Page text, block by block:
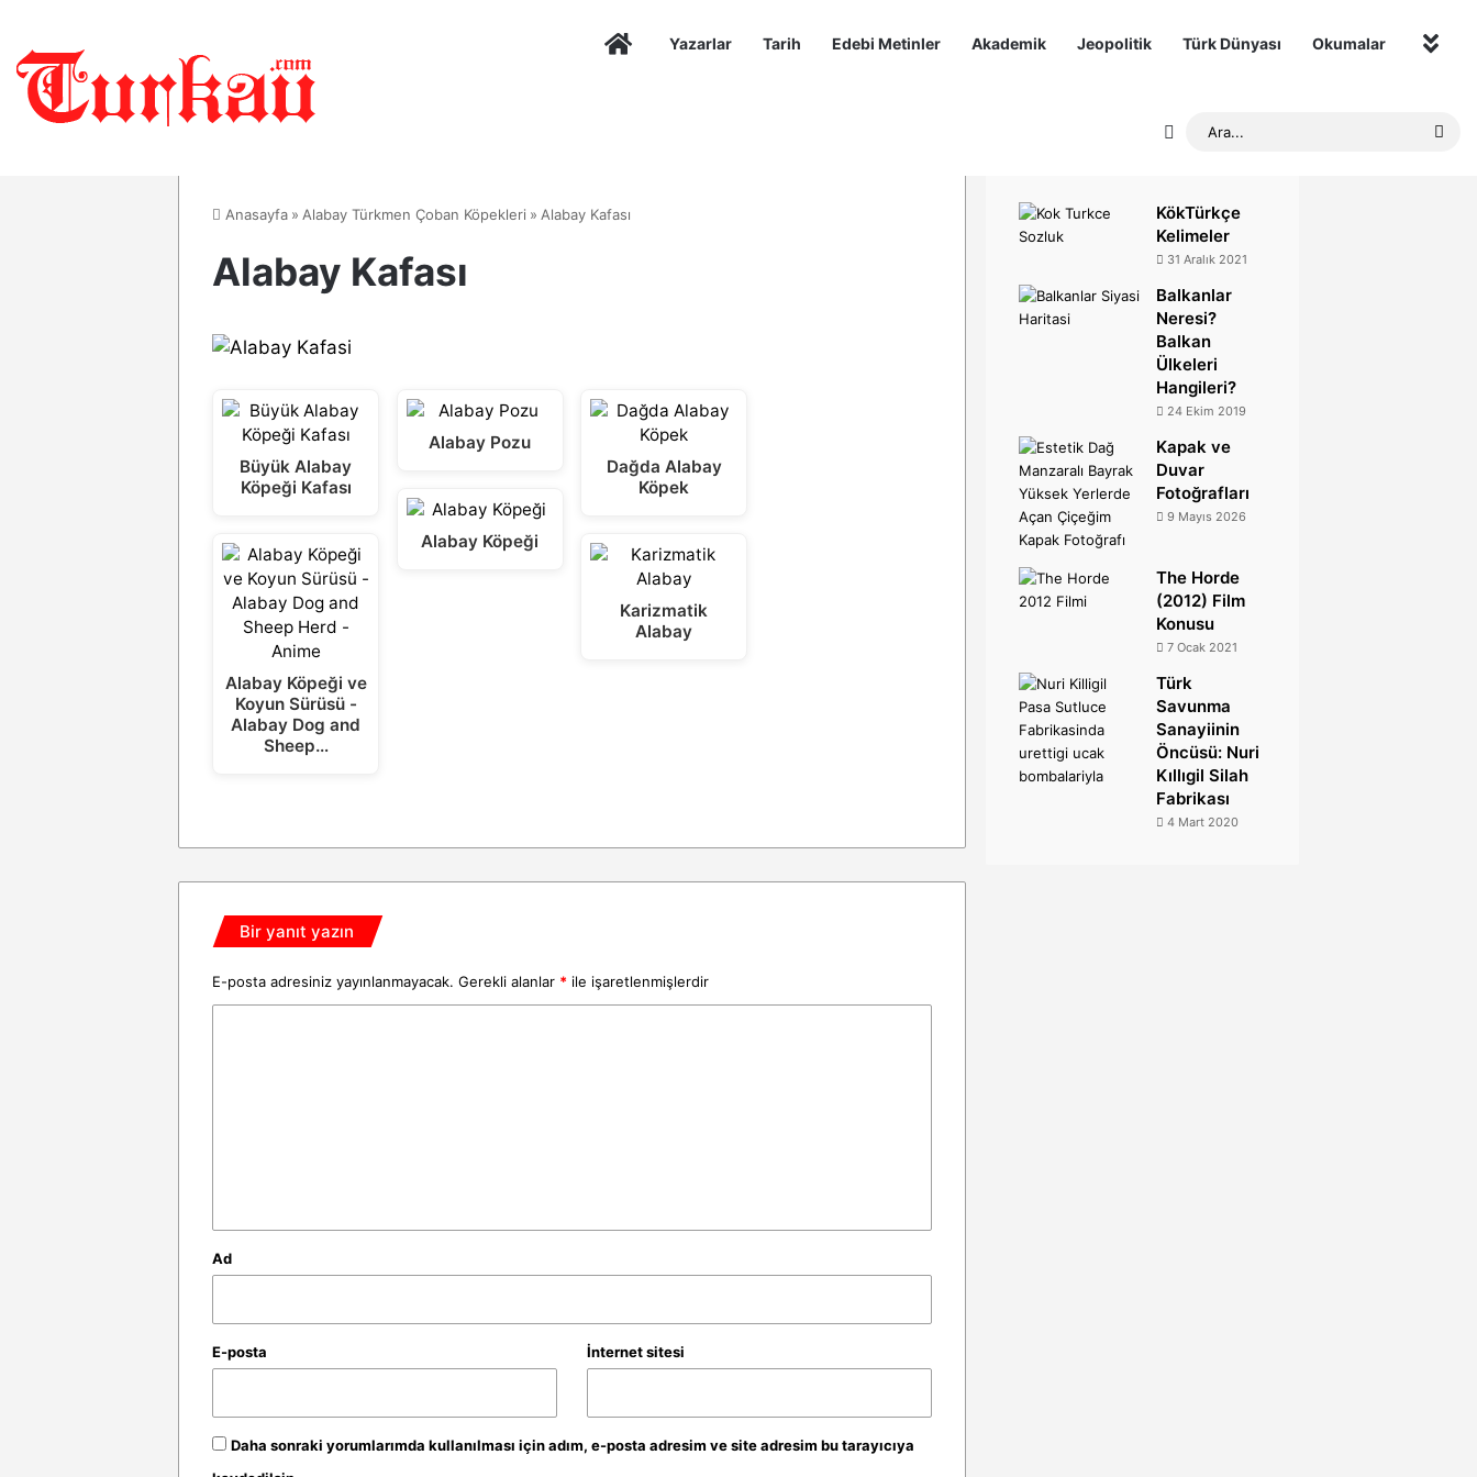
Anasayfa
Yazarlar Tarih Edebi Metinler Akademik Jeopolitik Türk Dünyası Okumalar
Rastgele Makale
Anasayfa » Alabay Türkmen Çoban Köpekleri » Alabay Kafası
Alabay Kafası
Büyük Alabay
Köpeği Kafası
Alabay Köpeği ve
Koyun Sürüsü -
Alabay Dog and
Sheep…
Alabay Pozu
Alabay Köpeği
Dağda Alabay
Köpek
Karizmatik
Alabay
Bir yanıt yazın
E-posta adresiniz yayınlanmayacak. Gerekli alanlar * ile işaretlenmişlerdir
Ad
E-posta İnternet sitesi
Daha sonraki yorumlarımda kullanılması için adım, e-posta adresim ve site adresim bu tarayıcıya
KökTürkçe
Kelimeler
31 Aralık 2021
Balkanlar
Neresi?
Balkan
Ülkeleri
Hangileri?
24 Ekim 2019
Kapak ve
Duvar
Fotoğrafları
9 Mayıs 2026
The Horde
(2012) Film
Konusu
7 Ocak 2021
Türk
Savunma
Sanayiinin
Öncüsü: Nuri
Kıllıgil Silah
Fabrikası
4 Mart 2020